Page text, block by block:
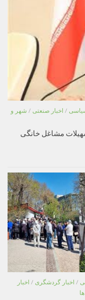
/ اخبار صنعتی / شهر و
از رشد ۱۰۰ درصدی تسهیلات مشاغل خانگی
/ اخبار گردشگری / اخبار